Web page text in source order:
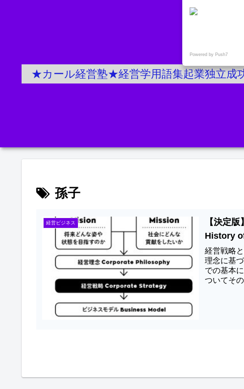
★カール経営塾★経営学用語集起業独立成
孫子
経営ビジネス
【決定
History
経営戦略
理念に基
での基本
ついてそ
Powered by Push7